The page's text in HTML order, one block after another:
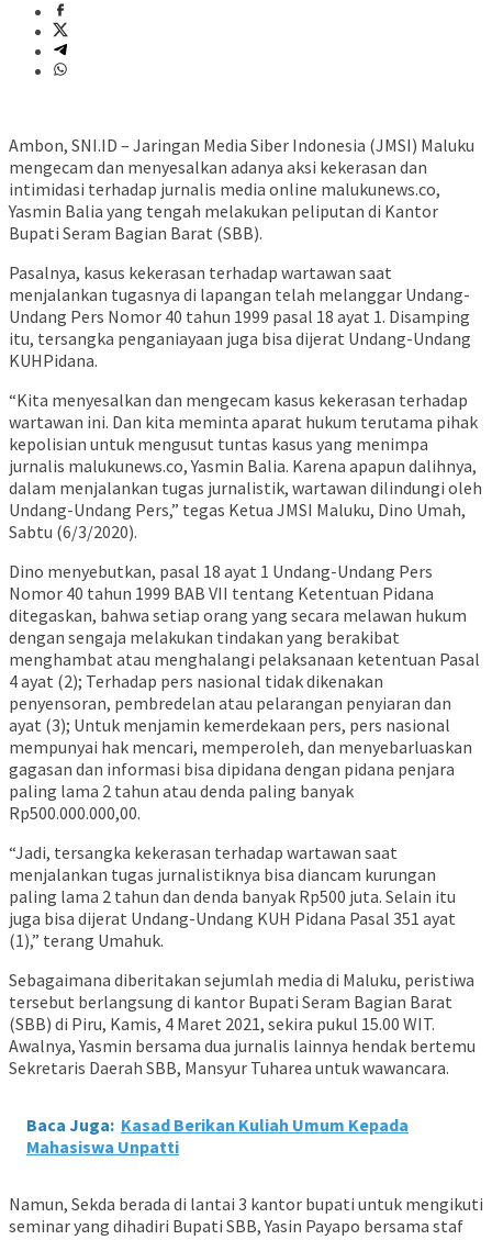
Ambon, SNI.ID – Jaringan Media Siber Indonesia (JMSI) Maluku
mengecam dan menyesalkan adanya aksi kekerasan dan
intimidasi terhadap jurnalis media online malukunews.co,
Yasmin Balia yang tengah melakukan peliputan di Kantor
Bupati Seram Bagian Barat (SBB).
Pasalnya, kasus kekerasan terhadap wartawan saat
menjalankan tugasnya di lapangan telah melanggar Undang-
Undang Pers Nomor 40 tahun 1999 pasal 18 ayat 1. Disamping
itu, tersangka penganiayaan juga bisa dijerat Undang-Undang
KUHPidana.
“Kita menyesalkan dan mengecam kasus kekerasan terhadap
wartawan ini. Dan kita meminta aparat hukum terutama pihak
kepolisian untuk mengusut tuntas kasus yang menimpa
jurnalis malukunews.co, Yasmin Balia. Karena apapun dalihnya,
dalam menjalankan tugas jurnalistik, wartawan dilindungi oleh
Undang-Undang Pers,” tegas Ketua JMSI Maluku, Dino Umah,
Sabtu (6/3/2020).
Dino menyebutkan, pasal 18 ayat 1 Undang-Undang Pers
Nomor 40 tahun 1999 BAB VII tentang Ketentuan Pidana
ditegaskan, bahwa setiap orang yang secara melawan hukum
dengan sengaja melakukan tindakan yang berakibat
menghambat atau menghalangi pelaksanaan ketentuan Pasal
4 ayat (2); Terhadap pers nasional tidak dikenakan
penyensoran, pembredelan atau pelarangan penyiaran dan
ayat (3); Untuk menjamin kemerdekaan pers, pers nasional
mempunyai hak mencari, memperoleh, dan menyebarluaskan
gagasan dan informasi bisa dipidana dengan pidana penjara
paling lama 2 tahun atau denda paling banyak
Rp500.000.000,00.
“Jadi, tersangka kekerasan terhadap wartawan saat
menjalankan tugas jurnalistiknya bisa diancam kurungan
paling lama 2 tahun dan denda banyak Rp500 juta. Selain itu
juga bisa dijerat Undang-Undang KUH Pidana Pasal 351 ayat
(1),” terang Umahuk.
Sebagaimana diberitakan sejumlah media di Maluku, peristiwa
tersebut berlangsung di kantor Bupati Seram Bagian Barat
(SBB) di Piru, Kamis, 4 Maret 2021, sekira pukul 15.00 WIT.
Awalnya, Yasmin bersama dua jurnalis lainnya hendak bertemu
Sekretaris Daerah SBB, Mansyur Tuharea untuk wawancara.
Baca Juga: Kasad Berikan Kuliah Umum Kepada
Mahasiswa Unpatti
Namun, Sekda berada di lantai 3 kantor bupati untuk mengikuti
seminar yang dihadiri Bupati SBB, Yasin Payapo bersama staf